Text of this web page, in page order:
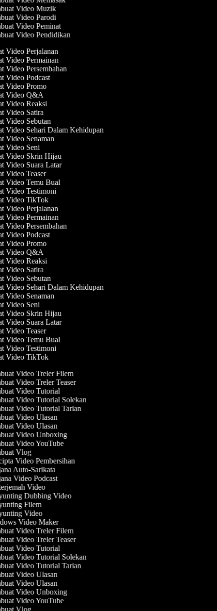
Video Muzik
Video Parodi
Video Peminat
Video Pendidikan
Video Perjalanan
Video Permainan
Video Persembahan
Video Podcast
Video Promo
Video Q&A
Video Reaksi
Video Satira
Video Sebutan
Video Sehari Dalam Kehidupan
Video Senaman
Video Seni
Video Skrin Hijau
Video Suara Latar
Video Teaser
Video Temu Bual
Video Testimoni
Video TikTok
Video Perjalanan
Video Permainan
Video Persembahan
Video Podcast
Video Promo
Video Q&A
Video Reaksi
Video Satira
Video Sebutan
Video Sehari Dalam Kehidupan
Video Senaman
Video Seni
Video Skrin Hijau
Video Suara Latar
Video Teaser
Video Temu Bual
Video Testimoni
Video TikTok
Video Treler Filem
Video Treler Teaser
Video Tutorial
Video Tutorial Solekan
Video Tutorial Tarian
Video Ulasan
Video Ulasan
Video Unboxing
Video YouTube
Vlog
Video Pembersihan
Auto-Sarikata
Video Podcast
Video
Dubbing Video
Filem
Video
Video Maker
Video Treler Filem
Video Treler Teaser
Video Tutorial
Video Tutorial Solekan
Video Tutorial Tarian
Video Ulasan
Video Ulasan
Video Unboxing
Video YouTube
Vlog